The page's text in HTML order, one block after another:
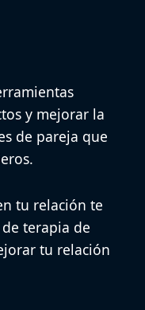
y mejorar la
de pareja que
tu relación te
terapia de
tu relación